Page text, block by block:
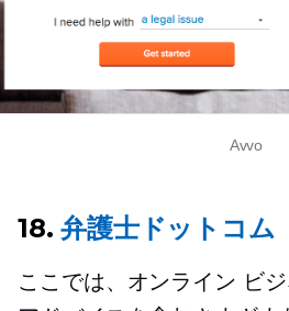
Avvo
18.弁護士ドットコム
ここでは、オンライン ビ